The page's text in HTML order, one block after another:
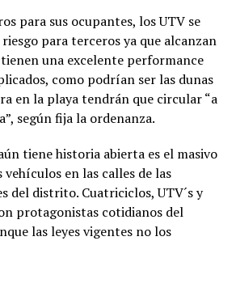
para sus ocupantes, los UTV se
para terceros ya que alcanzan
una excelente performance
como podrían ser las dunas
en la playa tendrán que circular “a
según fija la ordenanza.
tiene historia abierta es el masivo
vehículos en las calles de las
del distrito. Cuatriciclos, UTV´s y
protagonistas cotidianos del
las leyes vigentes no los